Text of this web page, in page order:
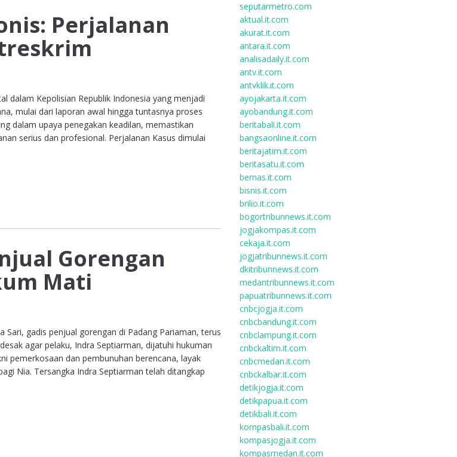
Perjalanan
dalam Kepolisian Republik Indonesia yang menjadi
mulai dari laporan awal hingga tuntasnya proses
dalam upaya penegakan keadilan, memastikan
serius dan profesional. Perjalanan Kasus dimulai
Gorengan
Mati
gadis penjual gorengan di Padang Pariaman, terus
agar pelaku, Indra Septiarman, dijatuhi hukuman
pemerkosaan dan pembunuhan berencana, layak
Nia. Tersangka Indra Septiarman telah ditangkap
seputarmetro.com
aktual.it.com
akurat.it.com
antara.it.com
analisadaily.it.com
antv.it.com
antvklik.it.com
ayojakarta.it.com
ayobandung.it.com
beritabali.it.com
bangsaonline.it.com
beritajatim.it.com
beritasatu.it.com
bernas.it.com
bisnis.it.com
brilio.it.com
bogortribunnews.it.com
jogjakompas.it.com
cekaja.it.com
jogjatribunnews.it.com
dkitribunnews.it.com
medantribunnews.it.com
papuatribunnews.it.com
cnbcjogja.it.com
cnbcbandung.it.com
cnbclampung.it.com
cnbckaltim.it.com
cnbcmedan.it.com
cnbckalbar.it.com
detikjogja.it.com
detikpapua.it.com
detikbali.it.com
kompasbali.it.com
kompasjogja.it.com
kompasmedan.it.com